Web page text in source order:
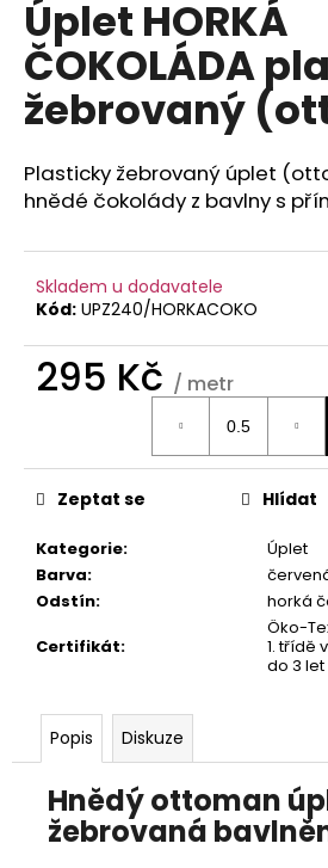
Úplet HORKÁ
ČOKOLÁDA
žebrovaný
Plasticky žebrovaný úplet
hnědé čokolády z bavlny s
Skladem u dodavatele
Kód: UPZ240/HORKACOKO
295 Kč / metr
Kategorie:
Úplet
Barva:
Odstín:
horká
Certifikát:
Öko-
1. třídě
do 3 let
Zeptat se Hlídat
Popis Diskuze
Hnědý ottoman
žebrovaná
a
j
í
t
D
o
u
č
u
m